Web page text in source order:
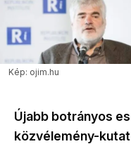
Kép: ojim.hu
Újabb botrányos
közvélemény-